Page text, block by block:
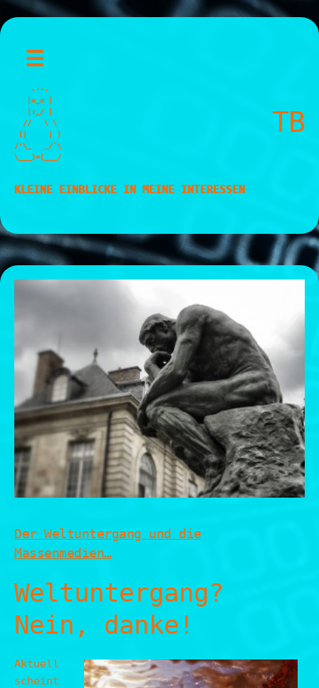
☰
    .--.
   |o_o |
   |:_/ |
  //   \ \
(|     | )
/'\_   _/`\
\___)=(___/
TB
KLEINE EINBLICKE IN MEINE INTERESSEN
Der Weltuntergang und die
Massenmedien…
Weltuntergang?
Nein, danke!
Aktuell
scheint